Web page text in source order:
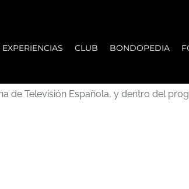
EXPERIENCIAS CLUB BONDOPEDIA
de Televisión Española, y dentro del